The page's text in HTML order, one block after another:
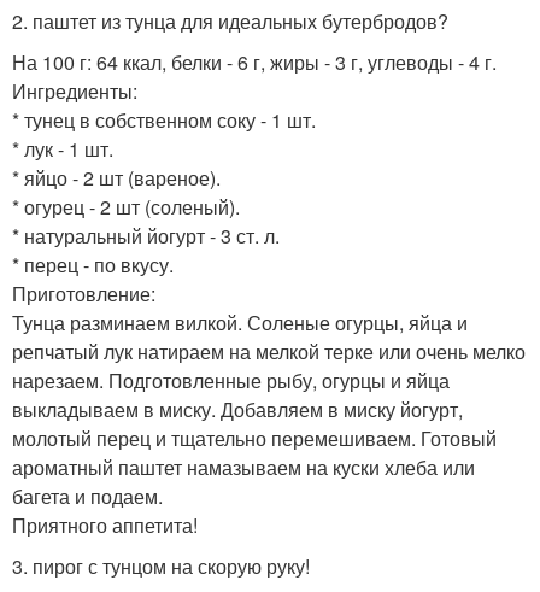
2. паштет из тунца для идеальных бутербродов?
На 100 г: 64 ккал, белки - 6 г, жиры - 3 г, углеводы - 4 г.
Ингредиенты:
* тунец в собственном соку - 1 шт.
* лук - 1 шт.
* яйцо - 2 шт (вареное).
* огурец - 2 шт (соленый).
* натуральный йогурт - 3 ст. л.
* перец - по вкусу.
Приготовление:
Тунца разминаем вилкой. Соленые огурцы, яйца и
репчатый лук натираем на мелкой терке или очень мелко
нарезаем. Подготовленные рыбу, огурцы и яйца
выкладываем в миску. Добавляем в миску йогурт,
молотый перец и тщательно перемешиваем. Готовый
ароматный паштет намазываем на куски хлеба или
багета и подаем.
Приятного аппетита!
3. пирог с тунцом на скорую руку!